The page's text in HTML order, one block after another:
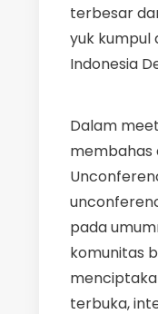
terbesar
yuk kumpul
Indonesia
​Dalam
membahas
pada
komunitas
terbuka,